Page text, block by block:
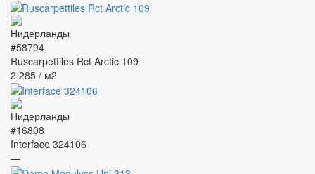
#58794
Ruscarpettiles Rct Arctic 109
2 285 / м2
#16808
Interface 324106
—